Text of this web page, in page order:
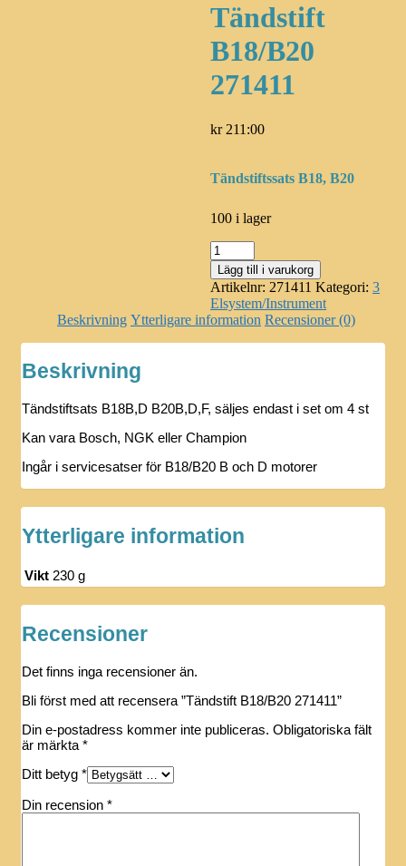
Tändstift
B18/B20
271411
kr211:00
Tändstiftssats B18, B20
100 i lager
Tändstift
B18/B20
271411
mängd
Lägg till i varukorg
Artikelnr: 271411 Kategori:3
Elsystem/Instrument
Beskrivning Ytterligare information Recensioner (0)
Beskrivning
Tändstiftsats B18B,D B20B,D,F, säljes endast i set om 4 st
Kan vara Bosch, NGK eller Champion
Ingår i servicesatser för B18/B20 B och D motorer
Ytterligare information
Vikt 230 g
Recensioner
Det finns inga recensioner än.
Bli först med att recensera ”Tändstift B18/B20 271411”
Din e-postadress kommer inte publiceras. Obligatoriska fält
är märkta *
Ditt betyg *
Din recension *